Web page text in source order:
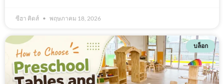
ซีฮา คิดส์ พฤษภาคม 18, 2026
บล็อก